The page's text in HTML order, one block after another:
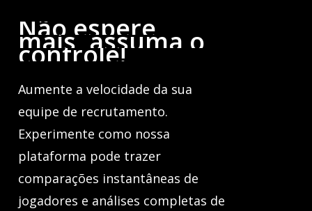
Nãoespere
mais,assuma o
controle!
Aumente a velocidade da sua
equipe de recrutamento.
Experimente como nossa
plataforma pode trazer
comparações instantâneas de
jogadores e análises completas de